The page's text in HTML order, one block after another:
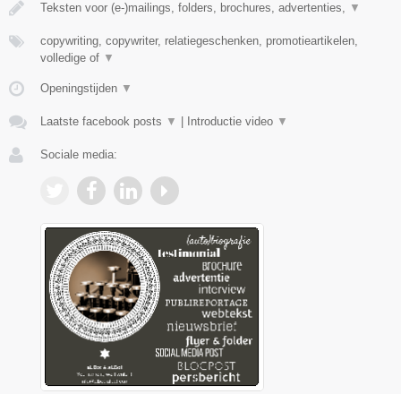
Teksten voor (e-)mailings, folders, brochures, advertenties, ▼
copywriting, copywriter, relatiegeschenken, promotieartikelen,
volledige of ▼
Openingstijden ▼
Laatste facebook posts ▼ Introductie video ▼
Sociale media: